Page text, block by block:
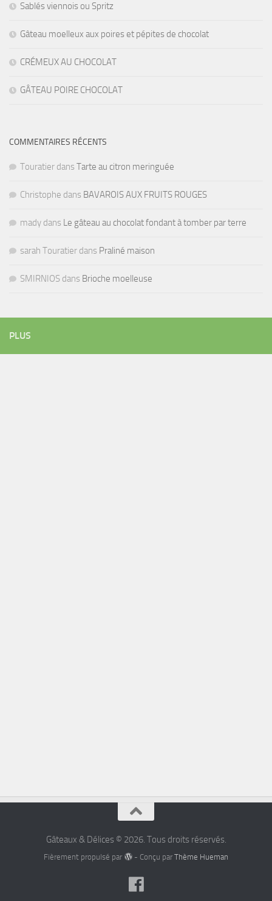
Sablés viennois ou Spritz
Gâteau moelleux aux poires et pépites de chocolat
CRÉMEUX AU CHOCOLAT
GÂTEAU POIRE CHOCOLAT
COMMENTAIRES RÉCENTS
Touratier dans Tarte au citron meringuée
Christophe dans BAVAROIS AUX FRUITS ROUGES
mady dans Le gâteau au chocolat fondant à tomber par terre
sarah Touratier dans Praliné maison
SMIRNIOS dans Brioche moelleuse
PLUS
Gâteaux & Délices © 2026. Tous droits réservés.
Fièrement propulsé par - Conçu par Thème Hueman